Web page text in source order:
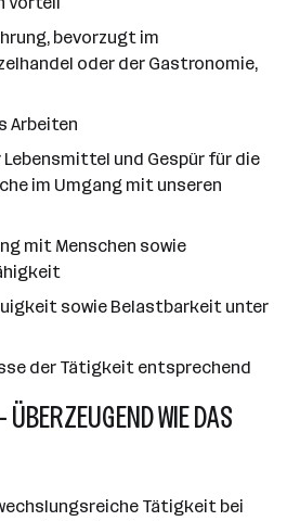
bevorzugt im
oder der Gastronomie,
Arbeiten
und Gespür für die
im Umgang mit unseren
mit Menschen sowie
sowie Belastbarkeit unter
der Tätigkeit entsprechend
WIE DAS
Tätigkeit bei